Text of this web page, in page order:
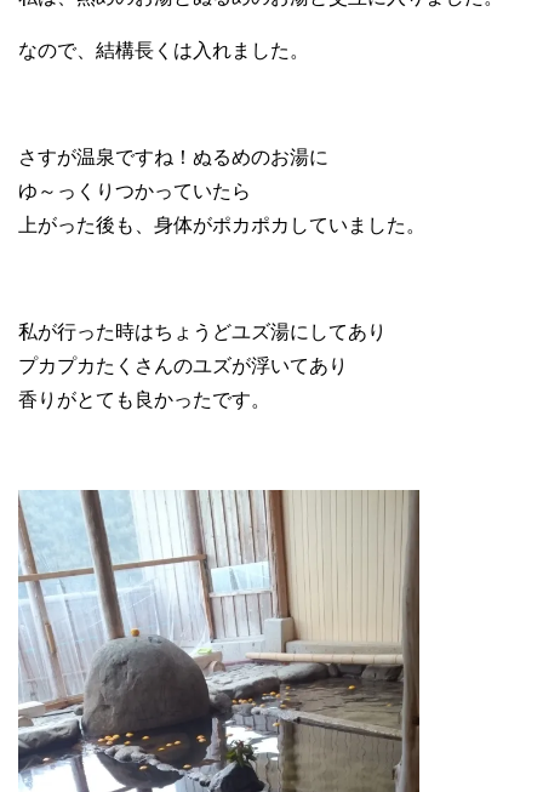
なので、結構長くは入れました。
さすが温泉ですね！ぬるめのお湯に
ゆ～っくりつかっていたら
上がった後も、身体がポカポカしていました。
私が行った時はちょうどユズ湯にしてあり
プカプカたくさんのユズが浮いてあり
香りがとても良かったです。